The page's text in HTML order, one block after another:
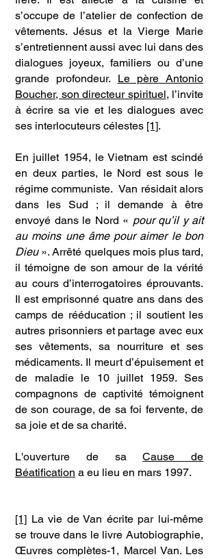
s’occupe de l’atelier de confection de
vêtements. Jésus et la Vierge Marie
s’entretiennent aussi avec lui dans des
dialogues joyeux, familiers ou d’une
grande profondeur. Le père Antonio
Boucher, son directeur spirituel, l’invite
à écrire sa vie et les dialogues avec
ses interlocuteurs célestes [1].
En juillet 1954, le Vietnam est scindé
en deux parties, le Nord est sous le
régime communiste. Van résidait alors
dans les Sud ; il demande à être
envoyé dans le Nord « pour qu’il y ait
au moins une âme pour aimer le bon
Dieu ». Arrêté quelques mois plus tard,
il témoigne de son amour de la vérité
au cours d’interrogatoires éprouvants.
Il est emprisonné quatre ans dans des
camps de rééducation ; il soutient les
autres prisonniers et partage avec eux
ses vêtements, sa nourriture et ses
médicaments. Il meurt d’épuisement et
de maladie le 10 juillet 1959. Ses
compagnons de captivité témoignent
de son courage, de sa foi fervente, de
sa joie et de sa charité.
L'ouverture de saCause de
Béatification a eu lieu en mars 1997.
[1] La vie de Van écrite par lui-même
se trouve dans le livre Autobiographie,
Œuvres complètes-1, Marcel Van. Les